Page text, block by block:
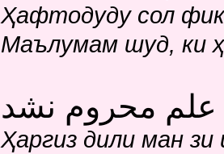
Ҳафтодуду сол
Маълумам шуд, ки
محروم نشد
Ҳаргиз дили ман